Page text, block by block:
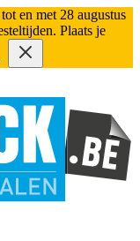
en met 28 augustus
Plaats je